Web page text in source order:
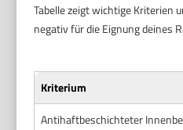
Tabelle zeigt wichtige Kriterien
negativ für die Eignung deines
Kriterium
Antihaftbeschichteter